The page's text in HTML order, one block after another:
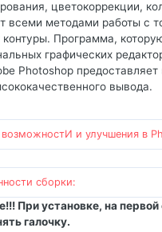
цветокоррекции,
всеми методами работы с
контуры. Программа,
графических
Photoshop
вывода.
и улучшения в
сборки:
При установке, на
галочку.